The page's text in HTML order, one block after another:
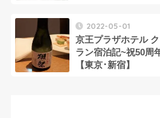
2022-05-01
京王プラザホテル
ラン宿泊記~祝50周
【東京･新宿】